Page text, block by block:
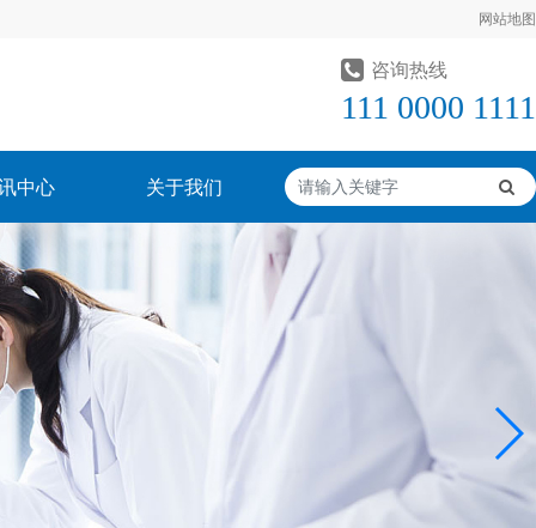
网站地图
咨询热线
111 0000 1111
中心 关于我们